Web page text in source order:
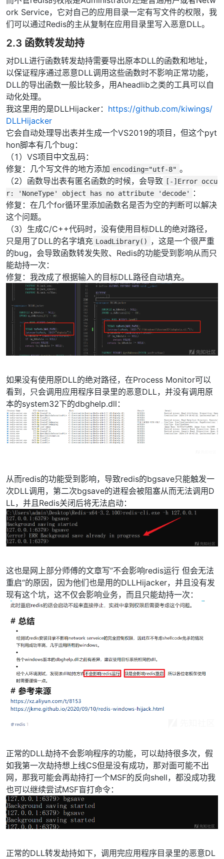
ork Service，它对自己的应用目录一定有写文件的权限，我
们可以通过Redis的主从复制在应用目录里写入恶意DLL。
2.3 函数转发劫持
对DLL进行函数转发劫持需要导出原本DLL的函数和地址，
以保证程序通过恶意DLL调用这些函数时不影响正常功能，
DLL的导出函数一般比较多，用Aheadlib之类的工具可以自
动化处理。
我这里用的是DLLHijacker： https://github.com/kiwings/
DLLHijacker
它会自动处理导出表并生成一个VS2019的项目，但这个pyt
hon脚本有几个bug：
（1）VS项目中文乱码：
修复：几个写文件的地方添加 encoding="utf-8" 。
（2）函数导出表有匿名函数的时候，会导致 [-]Error occu
r: 'NoneType' object has no attribute 'decode'
：
修复：在几个for循环里添加函数名是否为空的判断可以解决
这个问题。
（3）生成C/C++代码时，没有使用目标DLL的绝对路径，
只是用了DLL的名字填充 LoadLibrary()
，这是一个很严重
的bug，会导致函数转发失败、Redis的功能受到影响从而只
能劫持一次：
修复：我改成了根据输入的目标DLL路径自动填充。
如果没有使用原DLL的绝对路径，在Process Monitor可以
看到，只会调用应用程序目录里的恶意DLL，并没有调用原
本的system32下的dbghelp.dll：
从而redis的功能受到影响，导致redis的bgsave只能触发一
次DLL调用，第二次bgsave的进程会被阻塞从而无法调用D
LL，并且Redis关闭后将无法启动：
这也是网上部分师傅的文章写”不会影响redis运行 但会无法
重启“的原因，因为他们也是用的DLLHijacker，并且没有发
现有这个坑，这不仅会影响业务，而且只能劫持一次：
正常的DLL劫持不会影响程序的功能，可以劫持很多次，假
如我第一次劫持想上线CS但是没有成功，那对面可能不出
网，那我可能会再劫持打一个MSF的反向shell，都没成功我
也可以继续尝试MSF盲打命令：
正常的DLL转发劫持如下，调用完应用程序目录里的恶意DL